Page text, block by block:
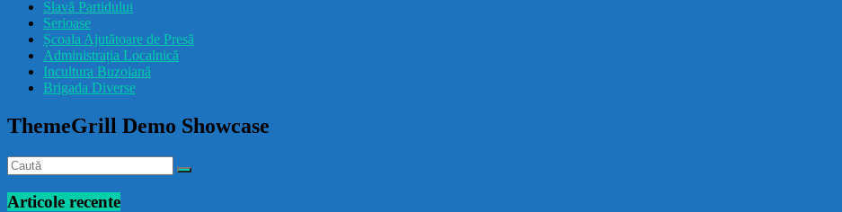
Slavă Partidului
Serioase
Școala Ajutătoare de Presă
Administrația Localnică
Incultura Buzoiană
Brigada Diverse
ThemeGrill Demo Showcase
Articole recente